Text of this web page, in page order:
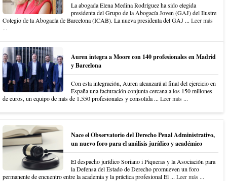
La abogada Elena Medina Rodríguez ha sido elegida
presidenta del Grupo de la Abogacía Joven (GAJ) del Ilustre
Colegio de la Abogacía de Barcelona (ICAB). La nueva presidenta del GAJ ... Leer más
...
Auren integra a Moore con 140 profesionales en Madrid
y Barcelona
Con esta integración, Auren alcanzará al final del ejercicio en
España una facturación conjunta cercana a los 150 millones
de euros, un equipo de más de 1.550 profesionales y consolida ... Leer más ...
Nace el Observatorio del Derecho Penal Administrativo,
un nuevo foro para el análisis jurídico y académico
El despacho jurídico Soriano i Piqueras y la Asociación para
la Defensa del Estado de Derecho promueven un foro
permanente de encuentro entre la academia y la práctica profesional El ... Leer más ...